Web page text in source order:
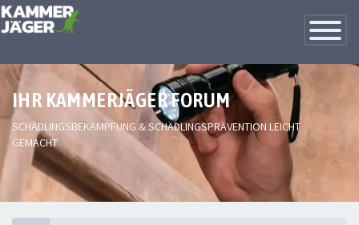
Toggle
IHR KAMMERJÄGER FORUM
SCHÄDLINGSBEKÄMPFUNG & SCHÄDLINGSPRÄVENTION LEICHT
GEMACHT